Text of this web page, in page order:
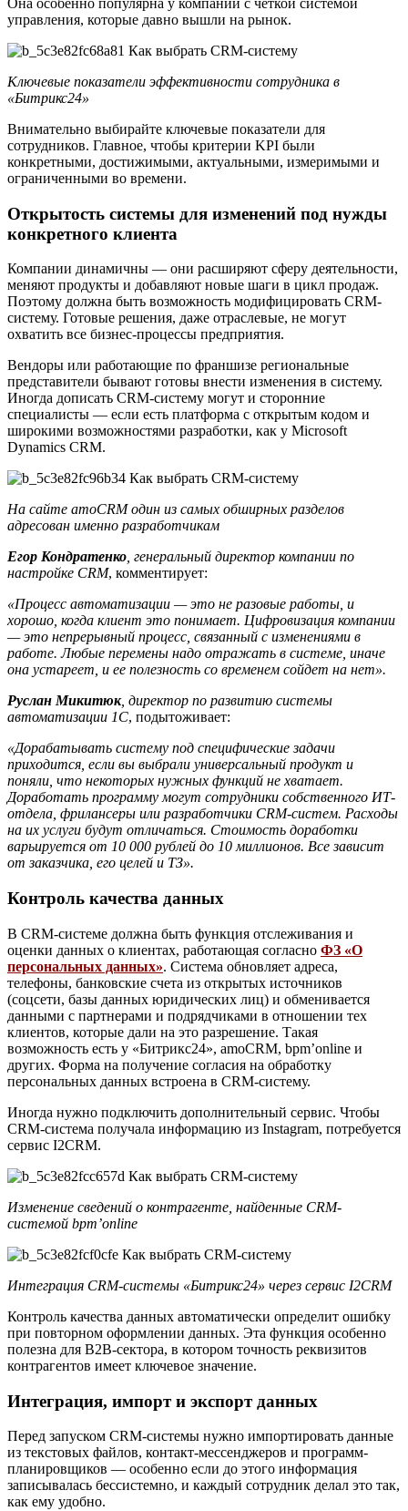
Она особенно популярна у компаний с четкой системой
управления, которые давно вышли на рынок.
Ключевые показатели эффективности сотрудника в
«Битрикс24»
Внимательно выбирайте ключевые показатели для
сотрудников. Главное, чтобы критерии KPI были
конкретными, достижимыми, актуальными, измеримыми и
ограниченными во времени.
Открытость системы для изменений под нужды
конкретного клиента
Компании динамичны — они расширяют сферу деятельности,
меняют продукты и добавляют новые шаги в цикл продаж.
Поэтому должна быть возможность модифицировать CRM-
систему. Готовые решения, даже отраслевые, не могут
охватить все бизнес-процессы предприятия.
Вендоры или работающие по франшизе региональные
представители бывают готовы внести изменения в систему.
Иногда дописать CRM-систему могут и сторонние
специалисты — если есть платформа с открытым кодом и
широкими возможностями разработки, как у Microsoft
Dynamics CRM.
На сайте amoCRM один из самых обширных разделов
адресован именно разработчикам
Егор Кондратенко, генеральный директор компании по
настройке CRM, комментирует:
«Процесс автоматизации — это не разовые работы, и
хорошо, когда клиент это понимает. Цифровизация компании
— это непрерывный процесс, связанный с изменениями в
работе. Любые перемены надо отражать в системе, иначе
она устареет, и ее полезность со временем сойдет на нет».
Руслан Микитюк, директор по развитию системы
автоматизации 1С, подытоживает:
«Дорабатывать систему под специфические задачи
приходится, если вы выбрали универсальный продукт и
поняли, что некоторых нужных функций не хватает.
Доработать программу могут сотрудники собственного ИТ-
отдела, фрилансеры или разработчики CRM-систем. Расходы
на их услуги будут отличаться. Стоимость доработки
варьируется от 10 000 рублей до 10 миллионов. Все зависит
от заказчика, его целей и ТЗ».
Контроль качества данных
В CRM-системе должна быть функция отслеживания и
оценки данных о клиентах, работающая согласно ФЗ «О
персональных данных». Система обновляет адреса,
телефоны, банковские счета из открытых источников
(соцсети, базы данных юридических лиц) и обменивается
данными с партнерами и подрядчиками в отношении тех
клиентов, которые дали на это разрешение. Такая
возможность есть у «Битрикс24», amoCRM, bpm’online и
других. Форма на получение согласия на обработку
персональных данных встроена в CRM-систему.
Иногда нужно подключить дополнительный сервис. Чтобы
CRM-система получала информацию из Instagram, потребуется
сервис I2CRM.
Изменение сведений о контрагенте, найденные CRM-
системой bpm’online
Интеграция CRM-системы «Битрикс24» через сервис I2CRM
Контроль качества данных автоматически определит ошибку
при повторном оформлении данных. Эта функция особенно
полезна для B2B-сектора, в котором точность реквизитов
контрагентов имеет ключевое значение.
Интеграция, импорт и экспорт данных
Перед запуском CRM-системы нужно импортировать данные
из текстовых файлов, контакт-мессенджеров и программ-
планировщиков — особенно если до этого информация
записывалась бессистемно, и каждый сотрудник делал это так,
как ему удобно.